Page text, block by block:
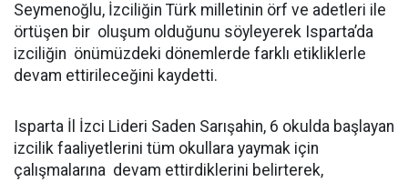
Seymenoğlu, İzciliğin Türk milletinin örf ve adetleri ile
örtüşen bir oluşum olduğunu söyleyerek Isparta’da
izciliğin önümüzdeki dönemlerde farklı etikliklerle
devam ettirileceğini kaydetti.
Isparta İl İzci Lideri Saden Sarışahin, 6 okulda başlayan
izcilik faaliyetlerini tüm okullara yaymak için
çalışmalarına devam ettirdiklerini belirterek,